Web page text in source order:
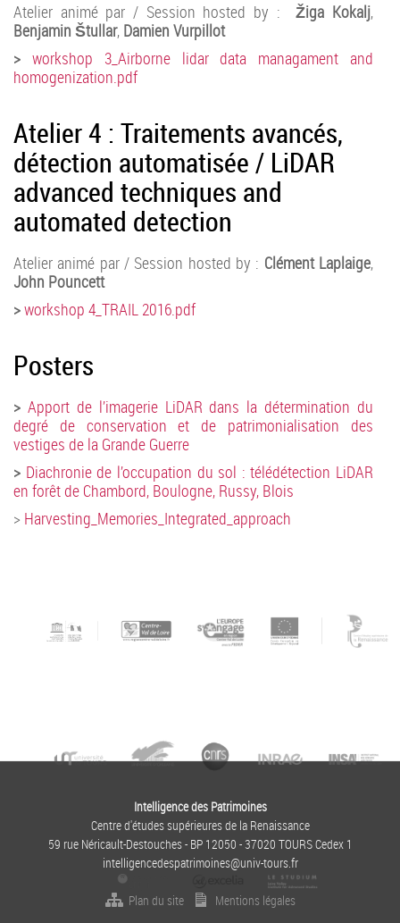
Atelier animé par / Session hosted by :Žiga Kokalj,
Benjamin Štullar, Damien Vurpillot
> workshop 3_Airborne lidar data managament and
homogenization.pdf
Atelier 4 : Traitements avancés,
détection automatisée / LiDAR
advanced techniques and
automated detection
Atelier animé par / Session hosted by : Clément Laplaige,
John Pouncett
>workshop 4_TRAIL 2016.pdf
Posters
> Apport de l’imagerie LiDAR dans la détermination du
degré de conservation et de patrimonialisation des
vestiges de la Grande Guerre
> Diachronie de l’occupation du sol : télédétection LiDAR
en forêt de Chambord, Boulogne, Russy, Blois
> Harvesting_Memories_Integrated_approach
Intelligence des Patrimoines
Centre d'études supérieures de la Renaissance
59 rue Néricault-Destouches - BP 12050 - 37020 TOURS Cedex 1
intelligencedespatrimoines@univ-tours.fr
Plan du site Mentions légales